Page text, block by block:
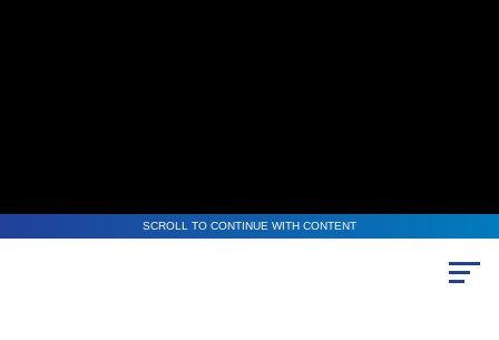
SCROLL TO CONTINUE WITH CONTENT